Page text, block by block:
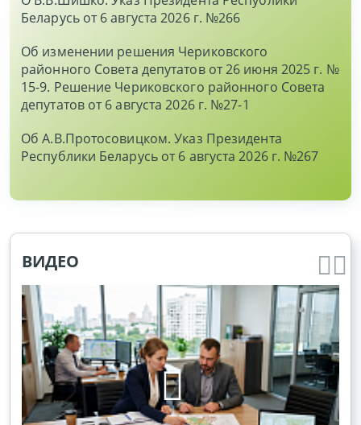
Беларусь от 6 августа 2026 г. №266
Об изменении решения Чериковского
районного Совета депутатов от 26 июня 2025 г. №
15-9. Решение Чериковского районного Совета
депутатов от 6 августа 2026 г. №27-1
Об А.В.Протосовицком. Указ Президента
Республики Беларусь от 6 августа 2026 г. №267
ВИДЕО